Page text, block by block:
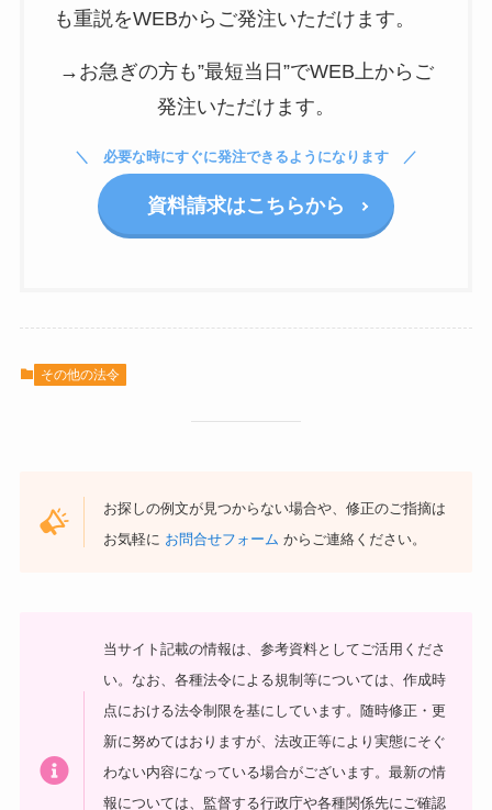
も重説をWEBからご発注いただけます。
→お急ぎの方も”最短当日”でWEB上からご
発注いただけます。
必要な時にすぐに発注できるようになります
資料請求はこちらから
その他の法令
お探しの例文が見つからない場合や、修正のご指摘は
お気軽に お問合せフォーム からご連絡ください。
当サイト記載の情報は、参考資料としてご活用くださ
い。 なお、各種法令による規制等については、作成時
点における法令制限を基にしています。随時修正・更
新に努めてはおりますが、法改正等により実態にそぐ
わない内容になっている場合がございます。最新の情
報については、監督する行政庁や各種関係先にご確認